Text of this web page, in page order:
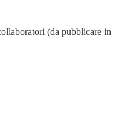
(da pubblicare in